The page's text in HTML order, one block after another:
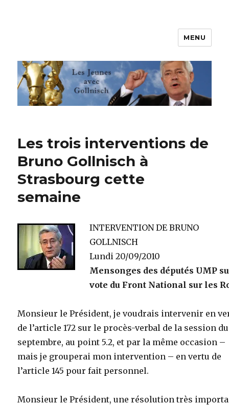
Les jeunes avec Gollnisch
MENU
Les trois interventions de
Bruno Gollnisch à
Strasbourg cette
semaine
INTERVENTION DE BRUNO
GOLLNISCH
Lundi 20/09/2010
Mensonges des députés UMP
vote du Front National sur les
Monsieur le Président, je voudrais intervenir en
de l’article 172 sur le procès-verbal de la session
septembre, au point 5.2, et par la même occasion –
mais je grouperai mon intervention – en vertu de
l’article 145 pour fait personnel.
Monsieur le Président, une résolution très